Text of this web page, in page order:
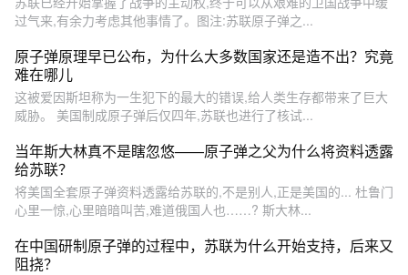
过气来,有余力考虑其他事情了。图注:苏联原子弹之...
原子弹原理早已公布，为什么大多数国家还是造不出？究竟
难在哪儿
这被爱因斯坦称为一生犯下的最大的错误,给人类生存都带来了巨大
威胁。 美国制成原子弹后仅四年,苏联也进行了核试...
当年斯大林真不是瞎忽悠——原子弹之父为什么将资料透露
给苏联？
将美国全套原子弹资料透露给苏联的,不是别人,正是美国的... 杜鲁门
心里一惊,心里暗暗叫苦,难道俄国人也……? 斯大林...
在中国研制原子弹的过程中，苏联为什么开始支持，后来又
阻挠？